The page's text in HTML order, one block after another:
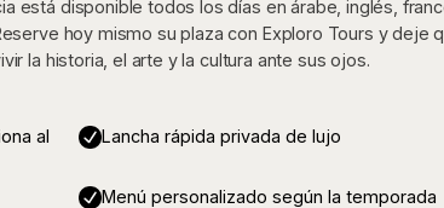
está disponible todos los días en árabe, inglés,
hoy mismo su plaza con Exploro Tours y deje
la historia, el arte y la cultura ante sus ojos.
al
Lancha rápida privada de lujo
Menú personalizado según la temporada